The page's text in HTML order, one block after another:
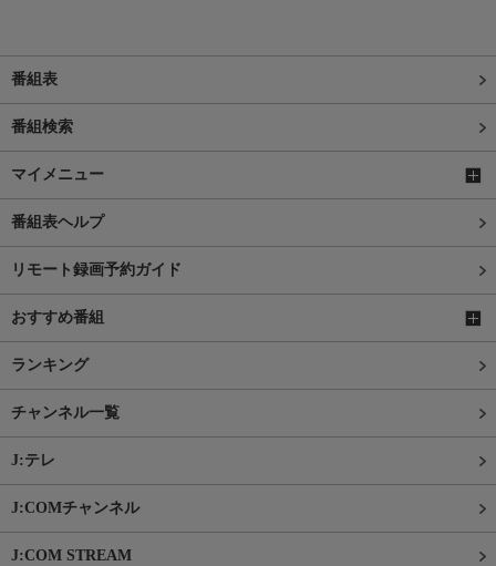
番組表
番組検索
マイメニュー
番組表ヘルプ
リモート録画予約ガイド
おすすめ番組
ランキング
チャンネル一覧
J:テレ
J:COMチャンネル
J:COM STREAM